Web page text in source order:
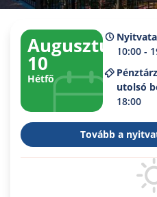
Augusztus
10
Hétfő
10:00 -
utolsó
18:00
Tovább a